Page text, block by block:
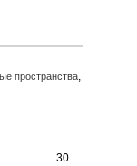
пространства,
30